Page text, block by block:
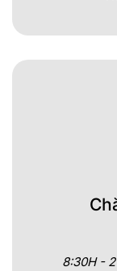
8:30H -